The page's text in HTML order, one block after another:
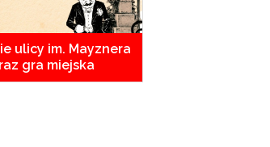
ulicy im. Mayznera
gra miejska